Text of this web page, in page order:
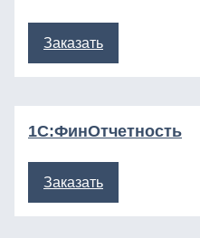
Заказать
1С:ФинОтчетность
Заказать